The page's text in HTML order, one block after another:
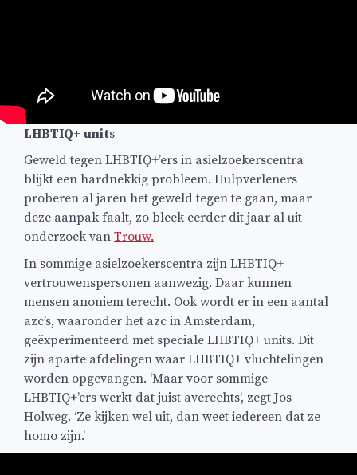
LHBTIQ+ units
Geweld tegen LHBTIQ+’ers in asielzoekerscentra
blijkt een hardnekkig probleem. Hulpverleners
proberen al jaren het geweld tegen te gaan, maar
deze aanpak faalt, zo bleek eerder dit jaar al uit
onderzoek van Trouw.
In sommige asielzoekerscentra zijn LHBTIQ+
vertrouwenspersonen aanwezig. Daar kunnen
mensen anoniem terecht. Ook wordt er in een aantal
azc’s, waaronder het azc in Amsterdam,
geëxperimenteerd met speciale LHBTIQ+ units. Dit
zijn aparte afdelingen waar LHBTIQ+ vluchtelingen
worden opgevangen. ‘Maar voor sommige
LHBTIQ+’ers werkt dat juist averechts’, zegt Jos
Holweg. ‘Ze kijken wel uit, dan weet iedereen dat ze
homo zijn.’